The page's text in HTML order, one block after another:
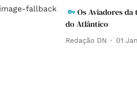
Os Aviadores da
do Atlântico
Redação DN 01